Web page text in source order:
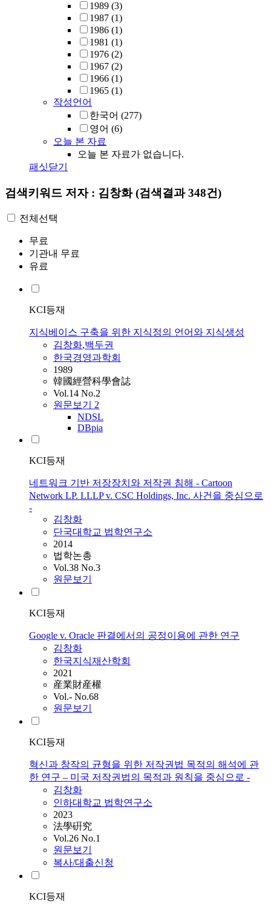
1989 (3)
1987 (1)
1986 (1)
1981 (1)
1976 (2)
1967 (2)
1966 (1)
1965 (1)
작성언어
한국어 (277)
영어 (6)
오늘 본 자료
오늘 본 자료가 없습니다.
패싯닫기
검색키워드 저자 : 김창화(검색결과 348건)
전체선택
무료
기관내 무료
유료
KCI등재
지식베이스 구축을 위한 지식정의 언어와 지식생성
김창화,백두권
한국경영과학회
1989
韓國經營科學會誌
Vol.14 No.2
원문보기 2
NDSL
DBpia
KCI등재
네트워크 기반 저장장치와 저작권 침해 - Cartoon
Network LP. LLLP v. CSC Holdings, Inc. 사건을 중심으로
-
김창화
단국대학교 법학연구소
2014
법학논총
Vol.38 No.3
원문보기
KCI등재
Google v. Oracle 판결에서의 공정이용에 관한 연구
김창화
한국지식재산학회
2021
産業財産權
Vol.- No.68
원문보기
KCI등재
혁신과 창작의 균형을 위한 저작권법 목적의 해석에 관
한 연구 – 미국 저작권법의 목적과 원칙을 중심으로 -
김창화
인하대학교 법학연구소
2023
法學硏究
Vol.26 No.1
원문보기
복사/대출신청
KCI등재